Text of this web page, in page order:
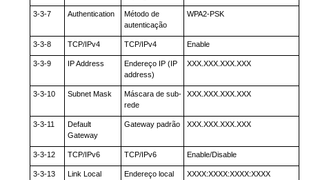
3-3-7 Authentication
Método de
autenticação
WPA2-PSK
3-3-8 TCP/IPv4 TCP/IPv4 Enable
3-3-9 IP Address
Endereço IP (IP
address)
XXX.XXX.XXX.XXX
3-3-10 Subnet Mask
Máscara de sub-
rede
XXX.XXX.XXX.XXX
3-3-11
Default
Gateway
Gateway padrão XXX.XXX.XXX.XXX
3-3-12 TCP/IPv6 TCP/IPv6 Enable/Disable
3-3-13
Link Local
Endereço local
XXXX:XXXX:XXXX:XXXX